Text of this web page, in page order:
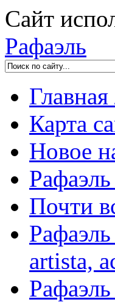
Сайт
Рафаэль
Карта
Новое
Почти
artista,